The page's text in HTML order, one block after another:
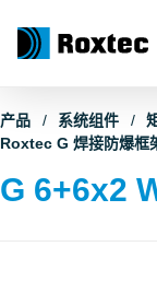
产品 系统组件
Roxtec G 焊接防爆框
G 6+6x2